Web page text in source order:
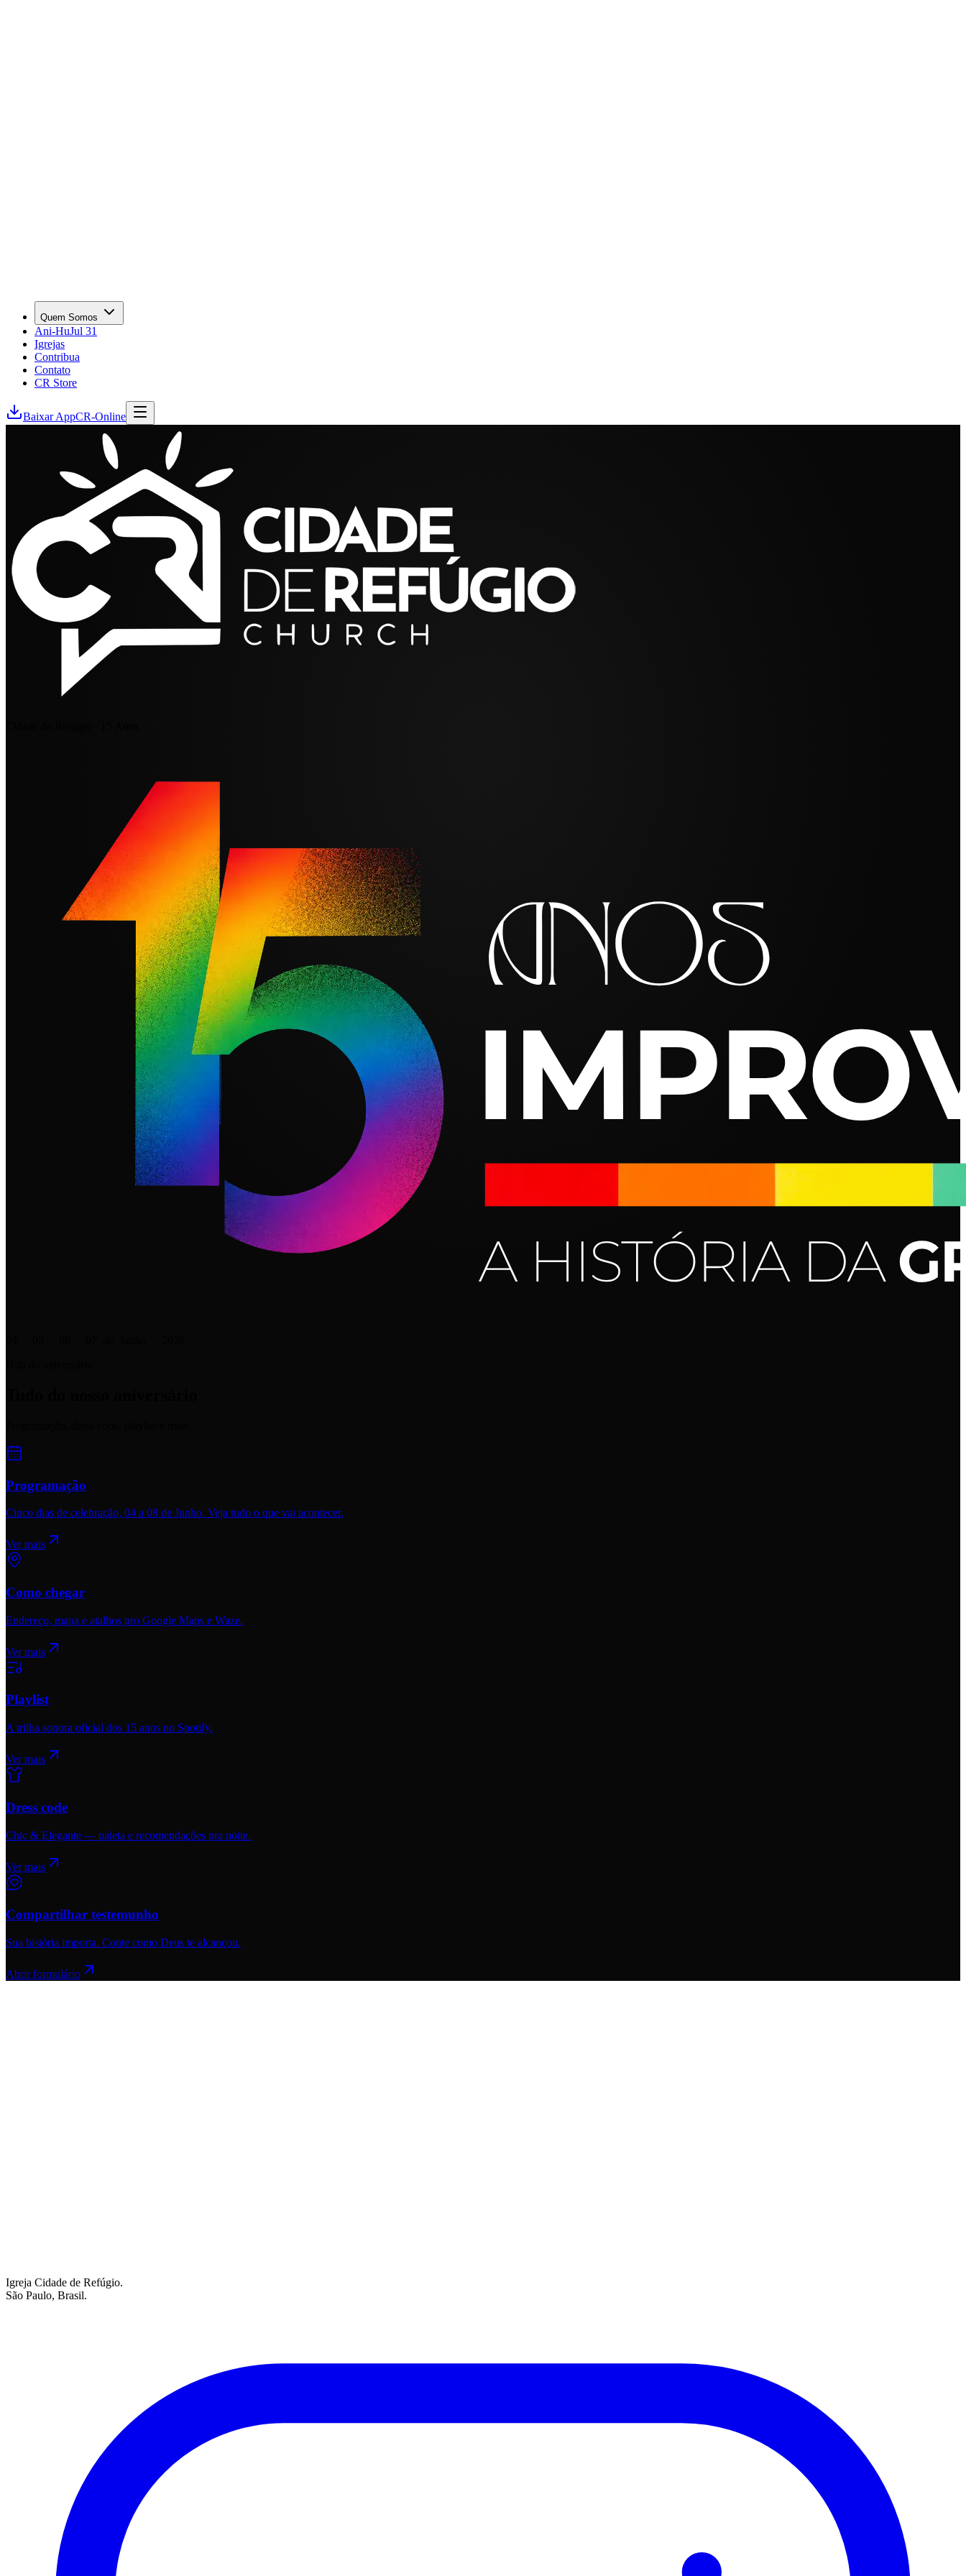
Quem Somos
Ani-HuJul 31
Igrejas
Contribua
Contato
CR Store
Baixar AppCR-Online
Programação
Cinco dias de celebração, 04 a 08 de Junho. Veja tudo o que vai acontecer.
Ver mais
Como chegar
Endereço, mapa e atalhos pro Google Maps e Waze.
Ver mais
Playlist
A trilha sonora oficial dos 15 anos no Spotify.
Ver mais
Dress code
Chic & Elegante — paleta e recomendações pra noite.
Ver mais
Compartilhar testemunho
Sua história importa. Conte como Deus te alcançou.
Abrir formulário
Igreja Cidade de Refúgio.
São Paulo, Brasil.